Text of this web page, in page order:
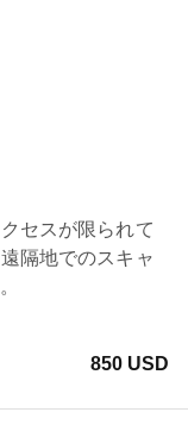
セスが限られて
隔地でのスキャ
850 USD